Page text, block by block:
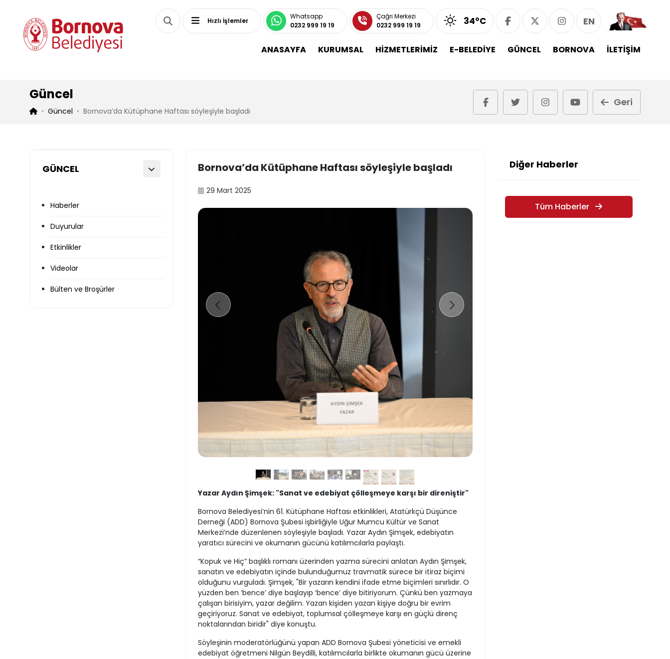
Hızlı İşlemler
Whatsapp
0232 999 19 19
Çağrı Merkezi
0232 999 19 19
34°C EN
ANASAYFA KURUMSAL HİZMETLERİMİZ E-BELEDİYE GÜNCEL BORNOVA İLETİŞİM
Güncel
Güncel Bornova’da Kütüphane Haftası söyleşiyle başladı
Geri
GÜNCEL
Haberler
Duyurular
Etkinlikler
Videolar
Bülten ve Broşürler
Bornova’da Kütüphane Haftası söyleşiyle başladı
29 Mart 2025
Yazar Aydın Şimşek: "Sanat ve edebiyat çölleşmeye karşı bir direniştir"
Bornova Belediyesi’nin 61. Kütüphane Haftası etkinlikleri, Atatürkçü Düşünce
Derneği (ADD) Bornova Şubesi işbirliğiyle Uğur Mumcu Kültür ve Sanat
Merkezi’nde düzenlenen söyleşiyle başladı. Yazar Aydın Şimşek, edebiyatın
yaratıcı sürecini ve okumanın gücünü katılımcılarla paylaştı.
“Kopuk ve Hiç” başlıklı romanı üzerinden yazma sürecini anlatan Aydın Şimşek,
sanatın ve edebiyatın içinde bulunduğumuz travmatik sürece bir itiraz biçimi
olduğunu vurguladı. Şimşek, "Bir yazarın kendini ifade etme biçimleri sınırlıdır. O
yüzden ben ‘bence’ diye başlayıp ‘bence’ diye bitiriyorum. Çünkü ben yazmaya
çalışan birisiyim, yazar değilim. Yazan kişiden yazan kişiye doğru bir evrim
geçiriyoruz. Sanat ve edebiyat, toplumsal çölleşmeye karşı en güçlü direnç
noktalarından biridir" diye konuştu.
Söyleşinin moderatörlüğünü yapan ADD Bornova Şubesi yöneticisi ve emekli
edebiyat öğretmeni Nilgün Beydilli, katılımcılarla birlikte okumanın gücü üzerine
Diğer Haberler
Tüm Haberler